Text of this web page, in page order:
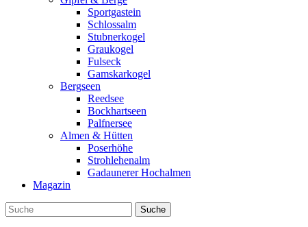
Sportgastein
Schlossalm
Stubnerkogel
Graukogel
Fulseck
Gamskarkogel
Bergseen
Reedsee
Bockhartseen
Palfnersee
Almen & Hütten
Poserhöhe
Strohlehenalm
Gadaunerer Hochalmen
Magazin